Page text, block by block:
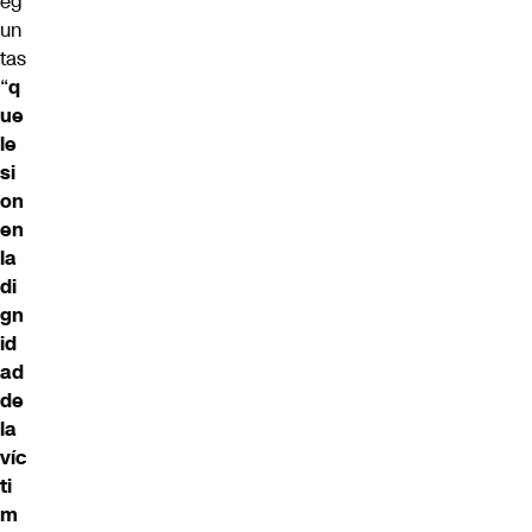
un
tas
“q
ue
le
si
on
en
la
di
gn
id
ad
de
la
víc
ti
m